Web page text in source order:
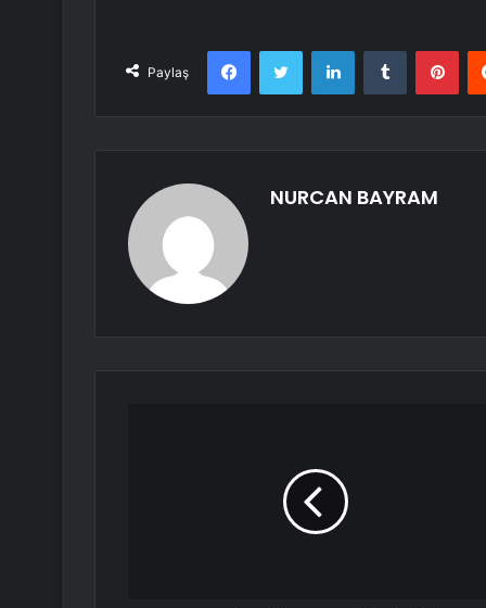
Paylaş
FacebookTwitter LinkedInTumblr
NURCAN BAYRAM